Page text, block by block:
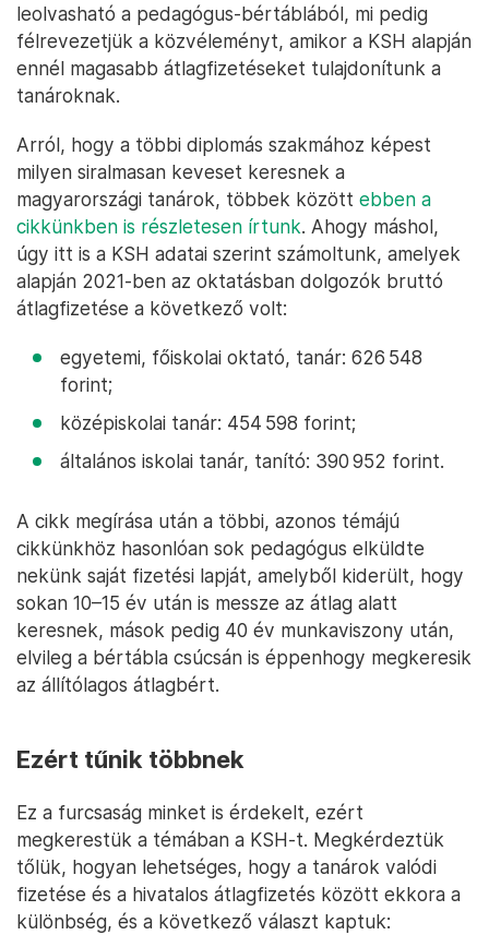
leolvasható a pedagógus-bértáblából, mi pedig
félrevezetjük a közvéleményt, amikor a KSH alapján
ennél magasabb átlagfizetéseket tulajdonítunk a
tanároknak.
Arról, hogy a többi diplomás szakmához képest
milyen siralmasan keveset keresnek a
magyarországi tanárok, többek között ebben a
cikkünkben is részletesen írtunk. Ahogy máshol,
úgy itt is a KSH adatai szerint számoltunk, amelyek
alapján 2021-ben az oktatásban dolgozók bruttó
átlagfizetése a következő volt:
egyetemi, főiskolai oktató, tanár: 626 548
forint;
középiskolai tanár: 454 598 forint;
általános iskolai tanár, tanító: 390 952 forint.
A cikk megírása után a többi, azonos témájú
cikkünkhöz hasonlóan sok pedagógus elküldte
nekünk saját fizetési lapját, amelyből kiderült, hogy
sokan 10–15 év után is messze az átlag alatt
keresnek, mások pedig 40 év munkaviszony után,
elvileg a bértábla csúcsán is éppenhogy megkeresik
az állítólagos átlagbért.
Ezért tűnik többnek
Ez a furcsaság minket is érdekelt, ezért
megkerestük a témában a KSH-t. Megkérdeztük
tőlük, hogyan lehetséges, hogy a tanárok valódi
fizetése és a hivatalos átlagfizetés között ekkora a
különbség, és a következő választ kaptuk: